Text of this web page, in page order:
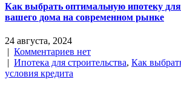
Как выбрать оптимальную ипотеку для
вашего дома на современном рынке
24 августа, 2024
| Комментариев нет
| Ипотека для строительства, Как
условия кредита